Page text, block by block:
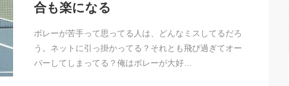
合も楽になる
ボレーが苦手って思ってる人は、どんなミスしてるだろ
う。ネットに引っ掛かってる？それとも飛び過ぎてオー
バーしてしまってる？俺はボレーが大好…